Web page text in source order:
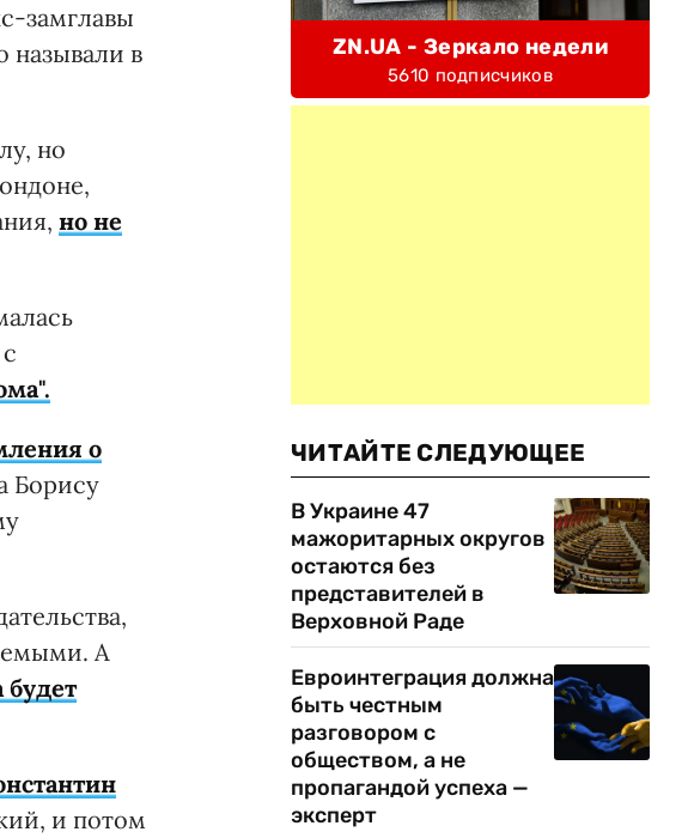
замглавы
называли в
но
но не
о
Борису
А
и потом
ZN.UA - Зеркало недели
5610 подписчиков
ЧИТАЙТЕ СЛЕДУЮЩЕЕ
В Украине 47
мажоритарных округов
остаются без
представителей в
Верховной Раде
Евроинтеграция должна
быть честным
разговором с
обществом, а не
пропагандой успеха —
эксперт